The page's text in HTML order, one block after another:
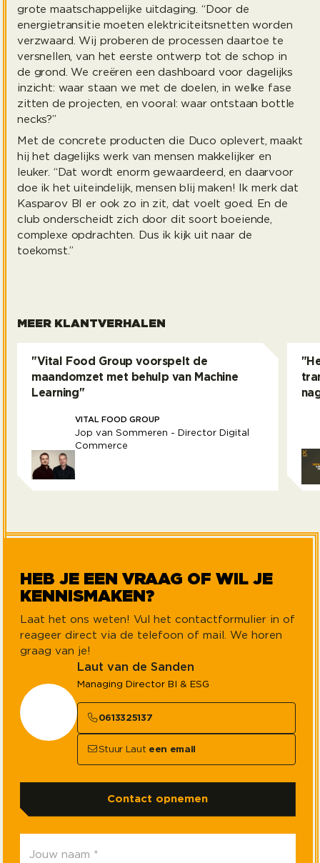
grote maatschappelijke uitdaging. “Door de
energietransitie moeten elektriciteitsnetten worden
verzwaard. Wij proberen de processen daartoe te
versnellen, van het eerste ontwerp tot de schop in
de grond. We creëren een dashboard voor dagelijks
inzicht: waar staan we met de doelen, in welke fase
zitten de projecten, en vooral: waar ontstaan bottle
necks?”
Met de concrete producten die Duco oplevert, maakt
hij het dagelijks werk van mensen makkelijker en
leuker. “Dat wordt enorm gewaardeerd, en daarvoor
doe ik het uiteindelijk, mensen blij maken! Ik merk dat
Kasparov BI er ook zo in zit, dat voelt goed. En de
club onderscheidt zich door dit soort boeiende,
complexe opdrachten. Dus ik kijk uit naar de
toekomst.”
MEER KLANTVERHALEN
"Vital Food Group voorspelt de
maandomzet met behulp van Machine
Learning"
VITAL FOOD GROUP
Jop van Sommeren - Director Digital
Commerce
Vital Food Group voorspelt de maandomzet met
HEB JE EEN VRAAG OF WIL JE
KENNISMAKEN?
Laat het ons weten! Vul het contactformulier in of
reageer direct via de telefoon of mail. We horen
graag van je!
Laut van de Sanden
Managing Director BI & ESG
0613325137
Stuur Laut een email
Contact opnemen